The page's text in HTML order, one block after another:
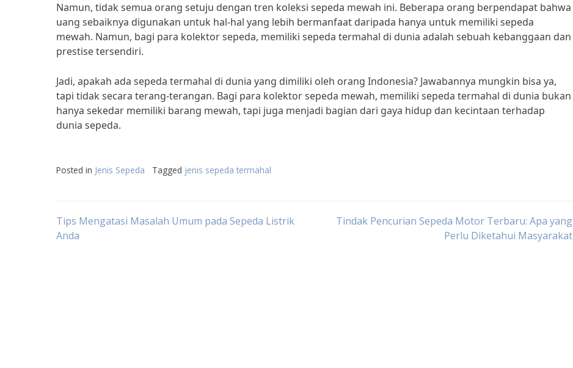
Namun, tidak semua orang setuju dengan tren koleksi sepeda mewah ini. Beberapa orang berpendapat bahwa
uang sebaiknya digunakan untuk hal-hal yang lebih bermanfaat daripada hanya untuk memiliki sepeda
mewah. Namun, bagi para kolektor sepeda, memiliki sepeda termahal di dunia adalah sebuah kebanggaan dan
prestise tersendiri.
Jadi, apakah ada sepeda termahal di dunia yang dimiliki oleh orang Indonesia? Jawabannya mungkin bisa ya,
tapi tidak secara terang-terangan. Bagi para kolektor sepeda mewah, memiliki sepeda termahal di dunia bukan
hanya sekedar memiliki barang mewah, tapi juga menjadi bagian dari gaya hidup dan kecintaan terhadap
dunia sepeda.
Posted in Jenis Sepeda Tagged jenis sepeda termahal
Post
Tips Mengatasi Masalah Umum pada Sepeda Listrik
Anda
Tindak Pencurian Sepeda Motor Terbaru: Apa yang
Perlu Diketahui Masyarakat